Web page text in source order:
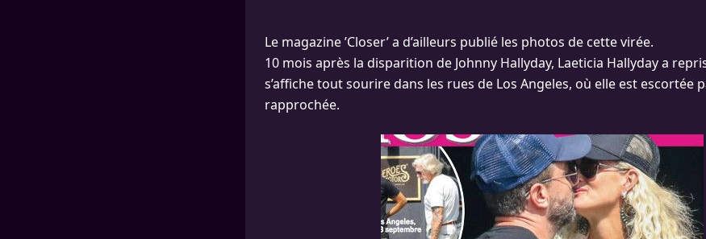
Le magazine ’Closer’ a d’ailleurs publié les photos de cette virée.
10 mois après la disparition de Johnny Hallyday, Laeticia Hallyday a
s’affiche tout sourire dans les rues de Los Angeles, où elle est escortée
rapprochée.